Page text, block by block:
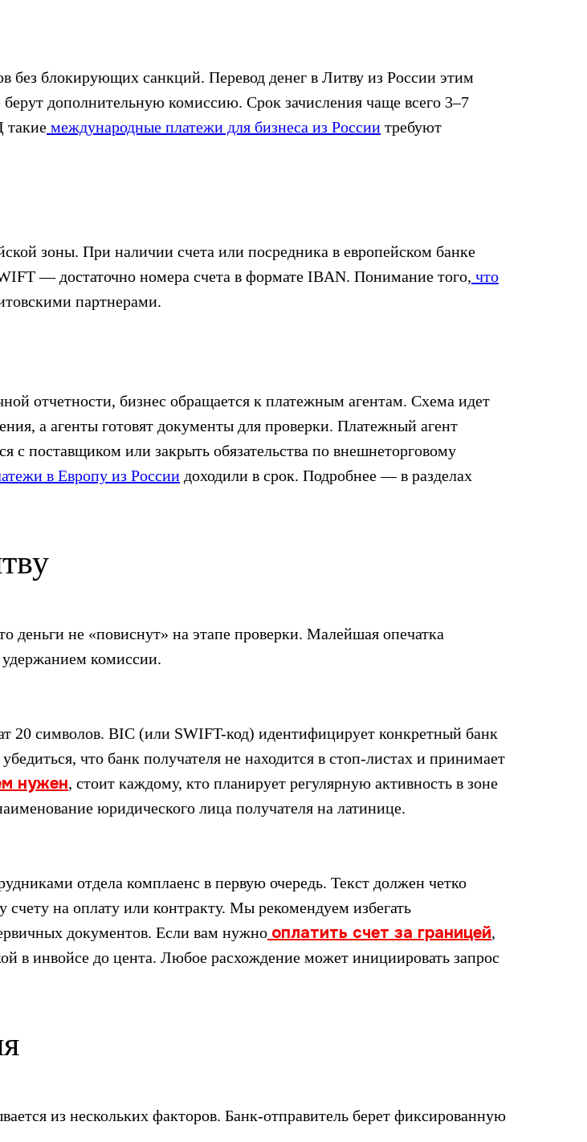
без блокирующих санкций. Перевод денег в Литву из России этим
дополнительную комиссию. Срок зачисления чаще всего 3–7
такие международные платежи для бизнеса из России требуют
зоны. При наличии счета или посредника в европейском банке
— достаточно номера счета в формате IBAN. Понимание того, что
партнерами.
отчетности, бизнес обращается к платежным агентам. Схема идет
а агенты готовят документы для проверки. Платежный агент
с поставщиком или закрыть обязательства по внешнеторговому
в Европу из России доходили в срок. Подробнее — в разделах
деньги не «повиснут» на этапе проверки. Малейшая опечатка
комиссии.
20 символов. BIC (или SWIFT-код) идентифицирует конкретный банк
что банк получателя не находится в стоп-листах и принимает
нужен, стоит каждому, кто планирует регулярную активность в зоне
юридического лица получателя на латинице.
отдела комплаенс в первую очередь. Текст должен четко
счету на оплату или контракту. Мы рекомендуем избегать
документов. Если вам нужно оплатить счет за границей,
в инвойсе до цента. Любое расхождение может инициировать запрос
из нескольких факторов. Банк-отправитель берет фиксированную